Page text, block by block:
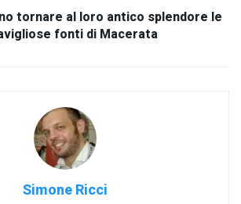
tornare al loro antico splendore le
fonti di Macerata
Simone Ricci